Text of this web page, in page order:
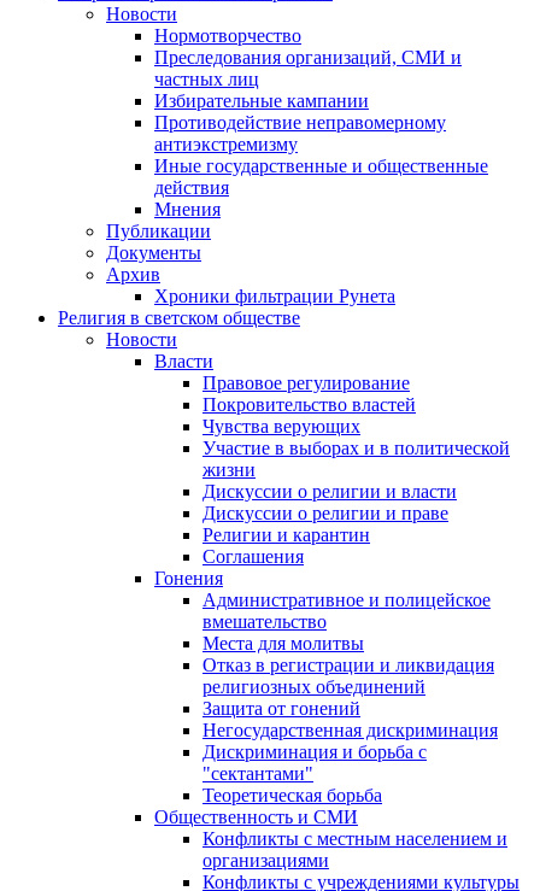
Новости
Нормотворчество
Преследования организаций, СМИ и
частных лиц
Избирательные кампании
Противодействие неправомерному
антиэкстремизму
Иные государственные и общественные
действия
Мнения
Публикации
Документы
Архив
Хроники фильтрации Рунета
Религия в светском обществе
Новости
Власти
Правовое регулирование
Покровительство властей
Чувства верующих
Участие в выборах и в политической
жизни
Дискуссии о религии и власти
Дискуссии о религии и праве
Религии и карантин
Соглашения
Гонения
Административное и полицейское
вмешательство
Места для молитвы
Отказ в регистрации и ликвидация
религиозных объединений
Защита от гонений
Негосударственная дискриминация
Дискриминация и борьба с
"сектантами"
Теоретическая борьба
Общественность и СМИ
Конфликты с местным населением и
организациями
Конфликты с учреждениями культуры